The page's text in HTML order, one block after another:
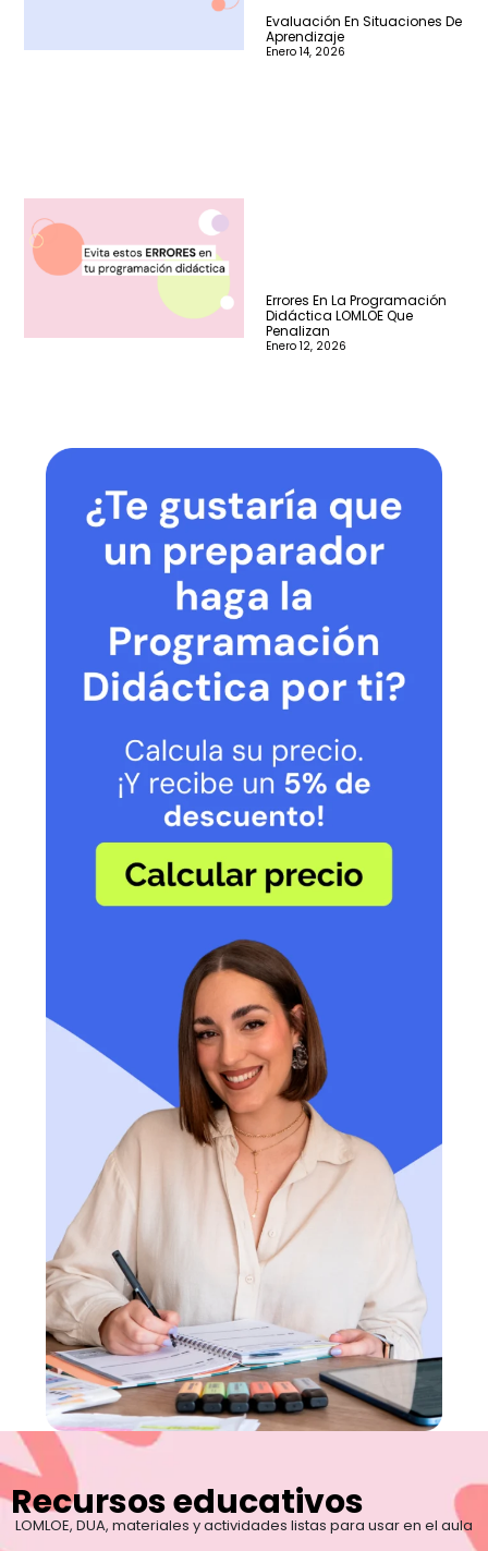
Evaluación En Situaciones De
Aprendizaje
Enero 14, 2026
Errores En La Programación
Didáctica LOMLOE Que
Penalizan
Enero 12, 2026
Recursos educativos
LOMLOE, DUA, materiales y actividades listas para usar en el aula